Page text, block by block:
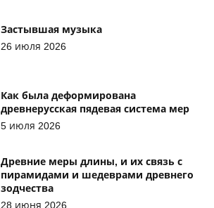
Застывшая музыка
26 июля 2026
Как была деформирована
древнерусская пядевая система мер
5 июля 2026
Древние меры длины, и их связь с
пирамидами и шедеврами древнего
зодчества
28 июня 2026